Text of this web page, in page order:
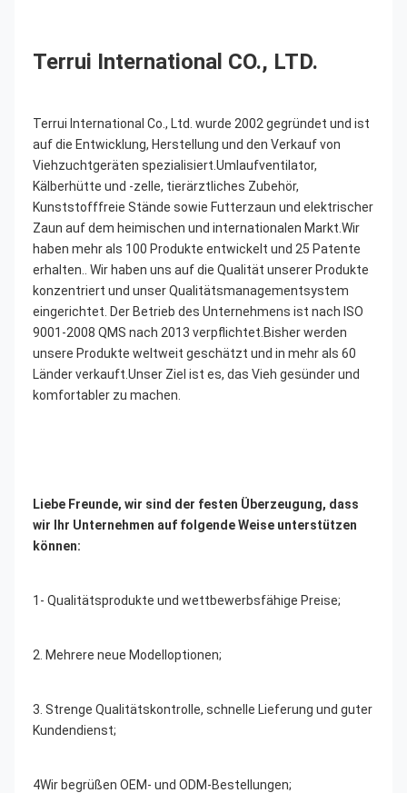
Terrui International CO., LTD.
Terrui International Co., Ltd. wurde 2002 gegründet und ist
auf die Entwicklung, Herstellung und den Verkauf von
Viehzuchtgeräten spezialisiert.Umlaufventilator,
Kälberhütte und -zelle, tierärztliches Zubehör,
Kunststofffreie Stände sowie Futterzaun und elektrischer
Zaun auf dem heimischen und internationalen Markt.Wir
haben mehr als 100 Produkte entwickelt und 25 Patente
erhalten.. Wir haben uns auf die Qualität unserer Produkte
konzentriert und unser Qualitätsmanagementsystem
eingerichtet. Der Betrieb des Unternehmens ist nach ISO
9001-2008 QMS nach 2013 verpflichtet.Bisher werden
unsere Produkte weltweit geschätzt und in mehr als 60
Länder verkauft.Unser Ziel ist es, das Vieh gesünder und
komfortabler zu machen.
Liebe Freunde, wir sind der festen Überzeugung, dass
wir Ihr Unternehmen auf folgende Weise unterstützen
können:
1- Qualitätsprodukte und wettbewerbsfähige Preise;
2. Mehrere neue Modelloptionen;
3. Strenge Qualitätskontrolle, schnelle Lieferung und guter
Kundendienst;
4Wir begrüßen OEM- und ODM-Bestellungen;